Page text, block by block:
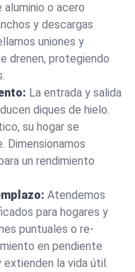
o acero
y descargas
uniones y
drenen, protegiendo
La entrada y salida
diques de hielo.
su hogar se
Dimensionamos
un rendimiento
Atendemos
para hogares y
puntuales o re-
en pendiente
extienden la vida útil.